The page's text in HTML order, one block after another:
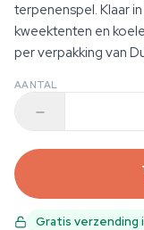
terpenenspel. Klaar
kweektenten en
per verpakking van
AANTAL
Gratis verzending